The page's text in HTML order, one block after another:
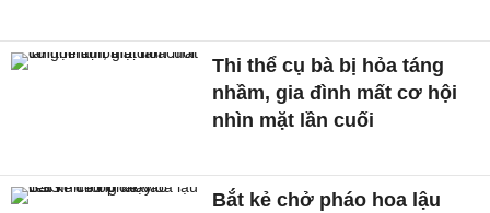
Thi thể cụ bà bị hỏa táng
nhầm, gia đình mất cơ hội
nhìn mặt lần cuối
Bắt kẻ chở pháo hoa lậu